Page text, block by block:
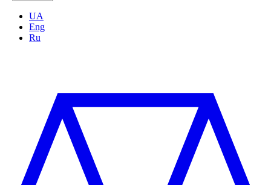
UA
Eng
Ru